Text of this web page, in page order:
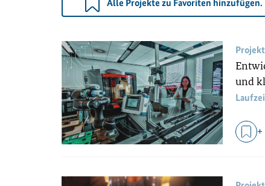
Alle Projekte zu Favoriten hinzufügen.
und
+